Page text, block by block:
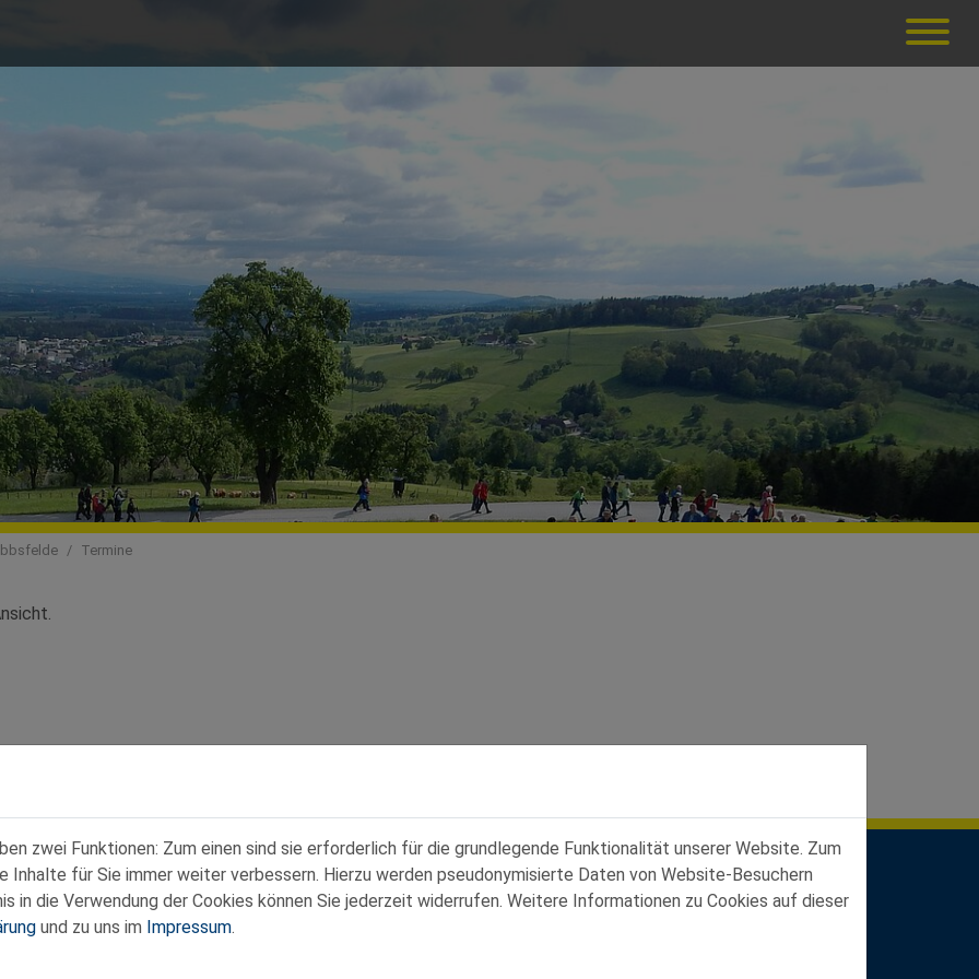
Termine
Uhr
zwei Funktionen: Zum einen sind sie erforderlich für die grundlegende Funktionalität unserer Website. Zum
Inhalte für Sie immer weiter verbessern. Hierzu werden pseudonymisierte Daten von Website-Besuchern
in die Verwendung der Cookies können Sie jederzeit widerrufen. Weitere Informationen zu Cookies auf dieser
und zu uns im Impressum.